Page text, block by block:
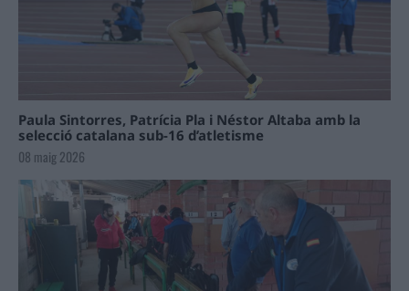
Paula Sintorres, Patrícia Pla i Néstor Altaba amb la
selecció catalana sub-16 d’atletisme
08 maig 2026